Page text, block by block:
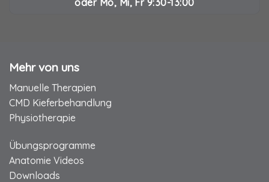
oder Mo, Mi, Fr 9:30-13:00
Mehr von uns
Manuelle Therapien
CMD Kieferbehandlung
Physiotherapie
Übungsprogramme
Anatomie Videos
Downloads